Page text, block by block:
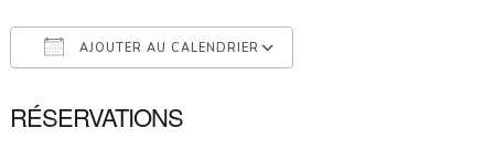
AJOUTER AU CALENDRIER
RÉSERVATIONS